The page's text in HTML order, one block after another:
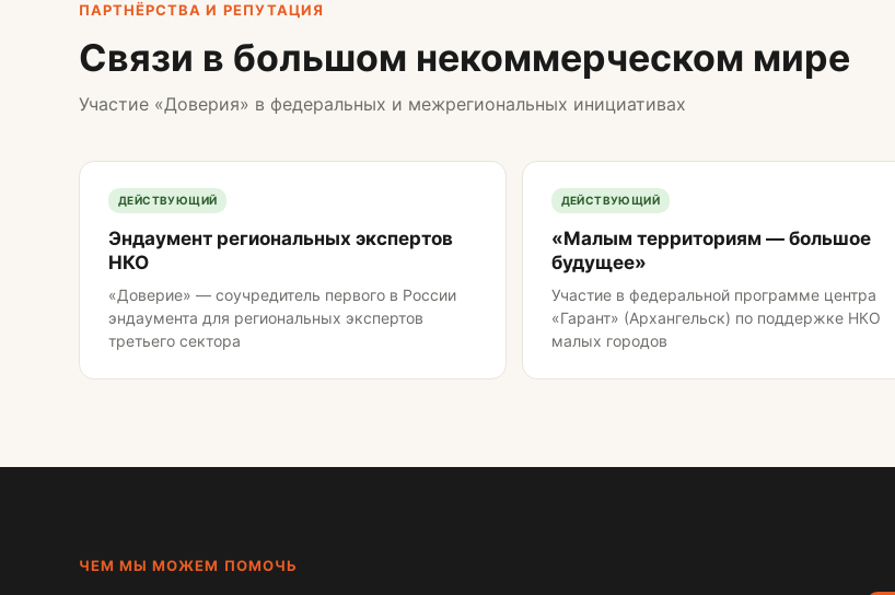
ПАРТНЁРСТВА И РЕПУТАЦИЯ
Связи в большом некоммерческом мире
Участие «Доверия» в федеральных и межрегиональных инициативах
ДЕЙСТВУЮЩИЙ
Эндаумент региональных экспертов
НКО
«Доверие» — соучредитель первого в России
эндаумента для региональных экспертов
третьего сектора
ДЕЙСТВУЮЩИЙ
«Малым территориям — большое
будущее»
Участие в федеральной программе центра
«Гарант» (Архангельск) по поддержке НКО
малых городов
ЧЕМ МЫ МОЖЕМ ПОМОЧЬ